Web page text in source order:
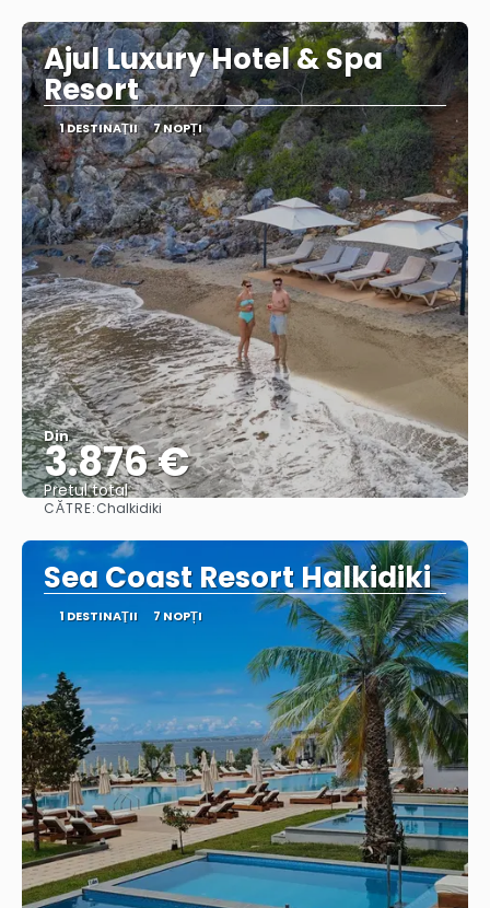
Ajul Luxury Hotel & Spa
Resort
1 DESTINAŢII 7 NOPȚI
Din
3.876 €
Pretul total
CĂTRE:Chalkidiki
Sea Coast Resort Halkidiki
1 DESTINAŢII 7 NOPȚI